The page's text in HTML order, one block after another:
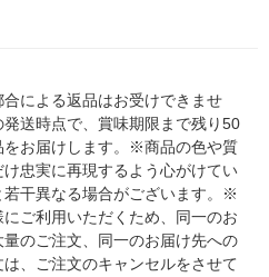
合による返品はお受けできませ
送時点で、賞味期限まで残り50
をお届けします。※商品の色や質
忠実に再現するよう心がけてい
若干異なる場合がございます。※
にご利用いただくため、同一のお
のご注文、同一のお届け先への
は、ご注文のキャンセルをさせて